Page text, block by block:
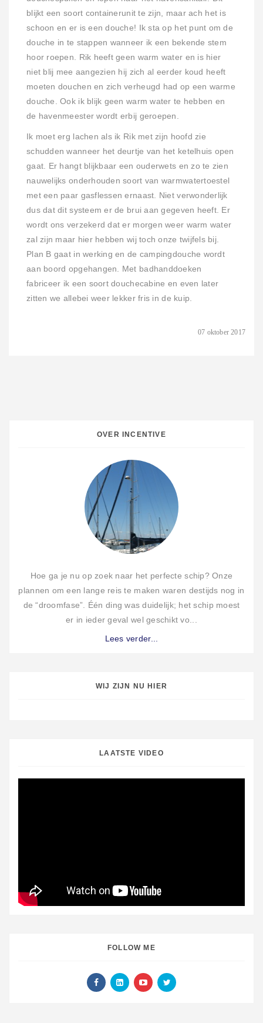
07 oktober 2017
blijkt een soort containerunit te zijn, maar ach het is
schoon en er is een douche! Ik sta op het punt om de
douche in te stappen wanneer ik een bekende stem
hoor roepen. Rik heeft geen warm water en is hier
niet blij mee aangezien hij zich al eerder koud heeft
moeten douchen en zich verheugd had op een warme
douche. Ook ik blijk geen warm water te hebben en
de havenmeester wordt erbij geroepen.
Ik moet erg lachen als ik Rik met zijn hoofd zie
schudden wanneer het deurtje van het ketelhuis open
gaat. Er hangt blijkbaar een ouderwets en zo te zien
nauwelijks onderhouden soort van warmwatertoestel
met een paar gasflessen ernaast. Niet verwonderlijk
dus dat dit systeem er de brui aan gegeven heeft. Er
wordt ons verzekerd dat er morgen weer warm water
zal zijn maar hier hebben wij toch onze twijfels bij.
Plan B gaat in werking en de campingdouche wordt
aan boord opgehangen. Met badhanddoeken
fabriceer ik een soort douchecabine en even later
zitten we allebei weer lekker fris in de kuip.
OVER INCENTIVE
Hoe ga je nu op zoek naar het perfecte schip? Onze
plannen om een lange reis te maken waren destijds nog in
de “droomfase”. Één ding was duidelijk; het schip moest
er in ieder geval wel geschikt vo...
Lees verder...
WIJ ZIJN NU HIER
LAATSTE VIDEO
FOLLOW ME